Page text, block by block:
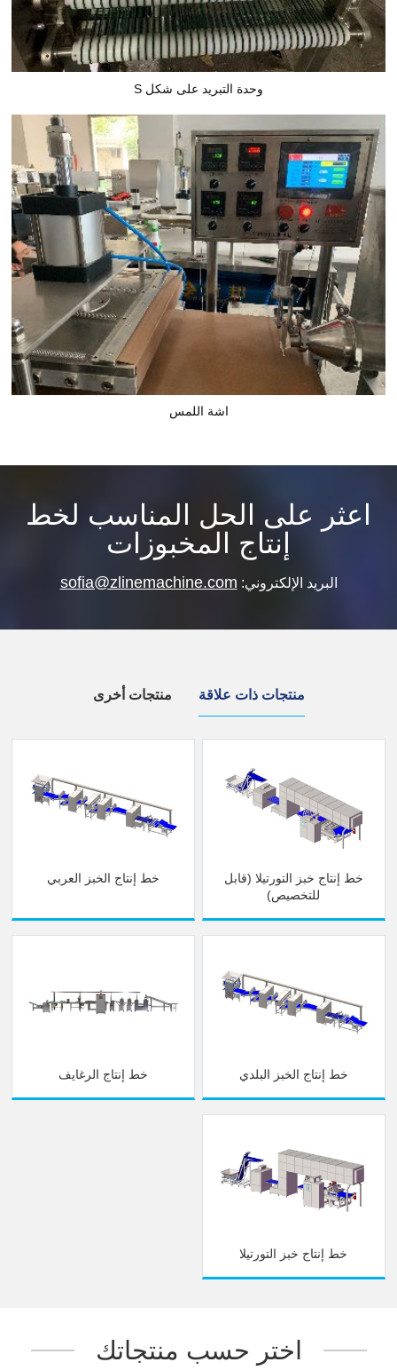
وحدة التبريد على شكل S
اشة اللمس
اعثر على الحل المناسب لخط
إنتاج المخبوزات
البريد الإلكتروني: sofia@zlinemachine.com
منتجات ذات علاقة منتجات أخرى
خط إنتاج خبز التورتيلا (قابل
للتخصيص)
خط إنتاج الخبز العربي
خط إنتاج الخبز البلدي خط إنتاج الرغايف
خط إنتاج خبز التورتيلا
اختر حسب منتجاتك